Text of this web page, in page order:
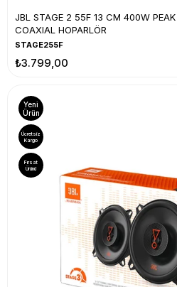
JBL STAGE 2 55F 13 CM 400W
COAXIAL HOPARLÖR
STAGE255F
₺3.799,00
Yeni
Ürün
Ücretsiz
Kargo
Fırsat
Ürünü